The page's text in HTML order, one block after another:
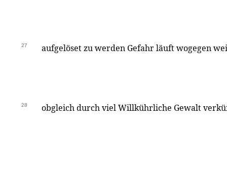
27 aufgelöset zu werden Gefahr läuft wogegen
28 obgleich durch viel Willkührliche Gewalt